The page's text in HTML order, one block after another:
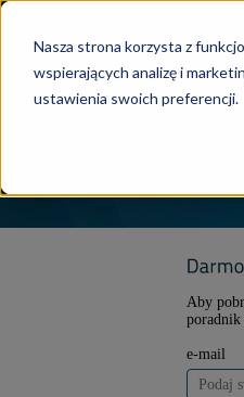
Nasza strona korzysta z
wspierających analizę i
ustawienia swoich preferencji.
Aby
poradnik
e-mail